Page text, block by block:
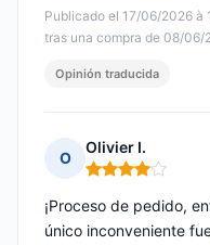
Publicado el 17/06/2026 à
tras una compra de 08/06/
Opinión traducida
O
Olivier I.
Nota: 4 de 5
¡Proceso de pedido,
único inconveniente